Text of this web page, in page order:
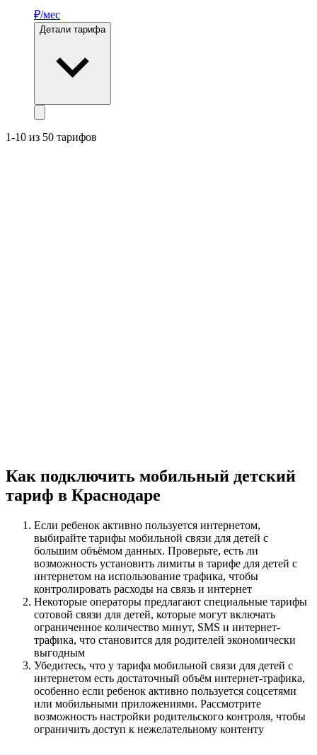
₽/мес
Детали тарифа
1-10 из 50 тарифов
Как подключить мобильный детский
тариф в Краснодаре
Если ребенок активно пользуется интернетом,
выбирайте тарифы мобильной связи для детей с
большим объёмом данных. Проверьте, есть ли
возможность установить лимиты в тарифе для детей с
интернетом на использование трафика, чтобы
контролировать расходы на связь и интернет
Некоторые операторы предлагают специальные тарифы
сотовой связи для детей, которые могут включать
ограниченное количество минут, SMS и интернет-
трафика, что становится для родителей экономически
выгодным
Убедитесь, что у тарифа мобильной связи для детей с
интернетом есть достаточный объём интернет-трафика,
особенно если ребенок активно пользуется соцсетями
или мобильными приложениями. Рассмотрите
возможность настройки родительского контроля, чтобы
ограничить доступ к нежелательному контенту